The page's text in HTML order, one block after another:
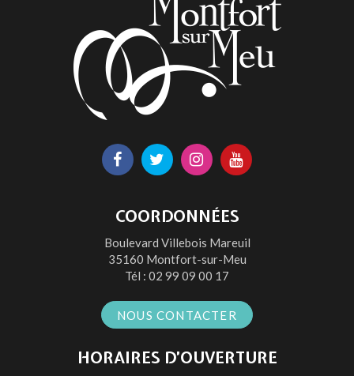
Lien
le
compte
Facebook
Lien
le
compte
Twitter
Lien
le
compte
Instagram
Lien
la
chaîne
Youtube
COORDONNÉES
Boulevard Villebois Mareuil
35160 Montfort-sur-Meu
Tél : 02 99 09 00 17
NOUS CONTACTER
HORAIRES D’OUVERTURE